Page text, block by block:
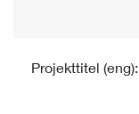
Projekttitel (eng):